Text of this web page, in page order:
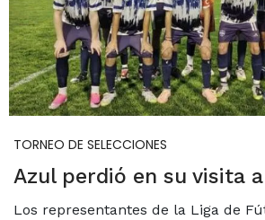
TORNEO DE SELECCIONES
Azul perdió en su visita
Los representantes de la Liga de